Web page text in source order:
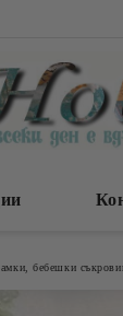
бебешки